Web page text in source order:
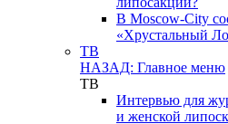
В Moscow-City
«Хрустальный
ТВ
НАЗАД: Главное меню
ТВ
Интервью для
и женской